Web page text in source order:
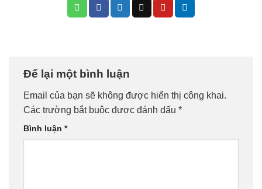
Để lại một bình luận
Email của bạn sẽ không được hiển thị công khai.
Các trường bắt buộc được đánh dấu *
Bình luận *